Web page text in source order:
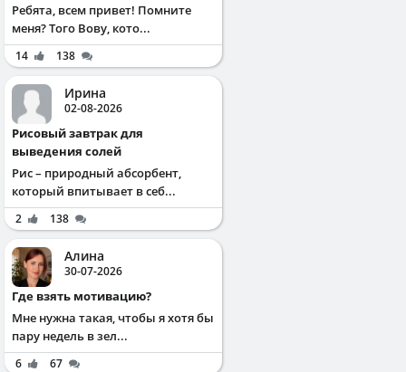
Ребята, всем привет! Помните
меня? Того Вову, кото...
14 138
Ирина
02-08-2026
Рисовый завтрак для
выведения солей
Рис – природный абсорбент,
который впитывает в себ...
2 138
Алина
30-07-2026
Где взять мотивацию?
Мне нужна такая, чтобы я хотя бы
пару недель в зел...
6
67